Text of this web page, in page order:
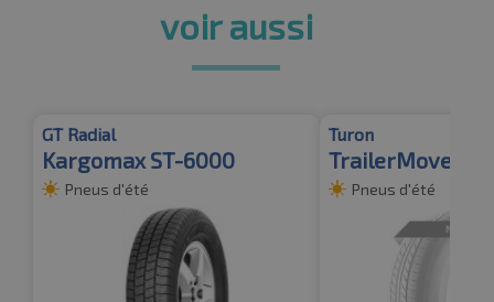
voir aussi
GT Radial
Kargomax ST-6000
Pneus d'été
Turon
TrailerMove 201
Pneus d'été